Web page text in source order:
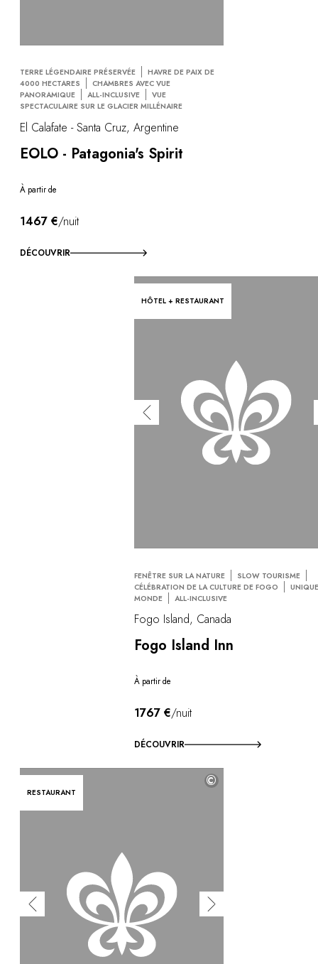
TERRE LÉGENDAIRE PRÉSERVÉE
HAVRE DE PAIX DE
4000 HECTARES
CHAMBRES AVEC VUE
PANORAMIQUE
ALL-INCLUSIVE
VUE
SPECTACULAIRE SUR LE GLACIER MILLÉNAIRE
El Calafate - Santa Cruz, Argentine
EOLO - Patagonia's Spirit
À partir de
1467 €/nuit
DÉCOUVRIR
HÔTEL + RESTAURANT
FENÊTRE SUR LA NATURE
SLOW TOURISME
CÉLÉBRATION DE LA CULTURE DE FOGO
MONDE
ALL-INCLUSIVE
Fogo Island, Canada
Fogo Island Inn
À partir de
1767 €/nuit
DÉCOUVRIR
RESTAURANT
©